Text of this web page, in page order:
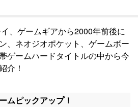
、ゲームギアから2000年前後に
、ネオジオポケット、ゲームボー
ゲームハードタイトルの中から今
介！
ムピックアップ！